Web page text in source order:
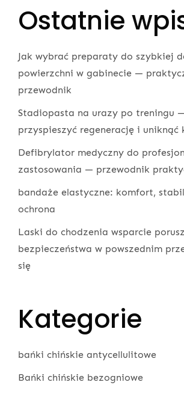
Ostatnie
Jak wybrać preparaty do szybkiej
powierzchni w gabinecie —
przewodnik
Stadiopasta na urazy po treningu
przyspieszyć regenerację i uniknąć
Defibrylator medyczny do
zastosowania — przewodnik
bandaże elastyczne: komfort,
ochrona
Laski do chodzenia wsparcie
bezpieczeństwa w powszednim
się
Kategorie
bańki chińskie antycellulitowe
Bańki chińskie bezogniowe